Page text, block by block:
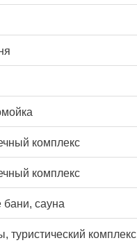
комплекс
комплекс
бани, сауна
туристический комплекс